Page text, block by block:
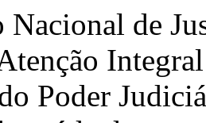
Nacional de
Poder